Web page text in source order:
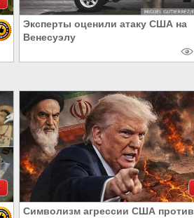
Эксперты оценили атаку США на
Венесуэлу
Символизм агрессии США против